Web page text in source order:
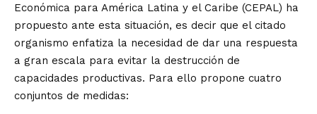
Económica para América Latina y el Caribe (CEPAL) ha
propuesto ante esta situación, es decir que el citado
organismo enfatiza la necesidad de dar una respuesta
a gran escala para evitar la destrucción de
capacidades productivas. Para ello propone cuatro
conjuntos de medidas: